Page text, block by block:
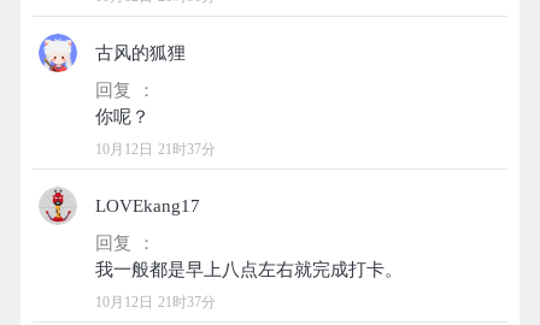
古风的狐狸
回复 ：
10月12日 21时37分
LOVEkang17
回复 ：
10月12日 21时37分